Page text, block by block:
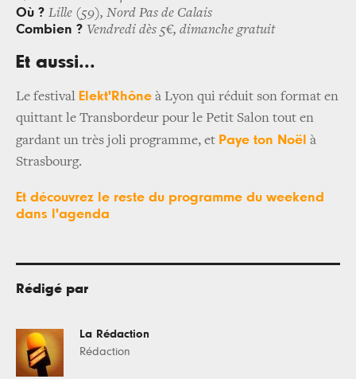
Où ? Lille (59), Nord Pas de Calais
Combien ? Vendredi dès 5€, dimanche gratuit
Et aussi...
Le festival Elekt'Rhône à Lyon qui réduit son format en
quittant le Transbordeur pour le Petit Salon tout en
gardant un très joli programme, et Paye ton Noël à
Strasbourg.
Et découvrez le reste du programme du weekend
dans l'agenda
Rédigé par
La Rédaction
Rédaction